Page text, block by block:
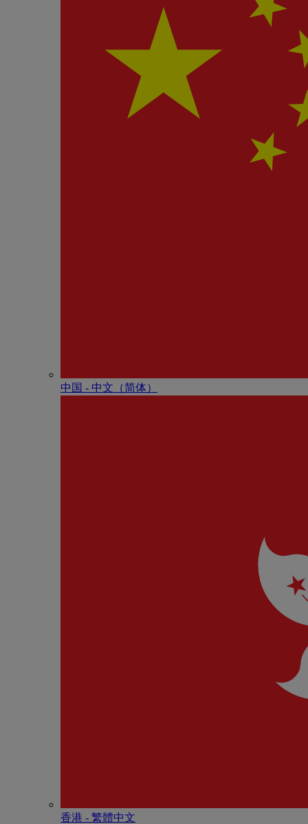
中国 - 中⽂（简体）
香港 - 繁體中文